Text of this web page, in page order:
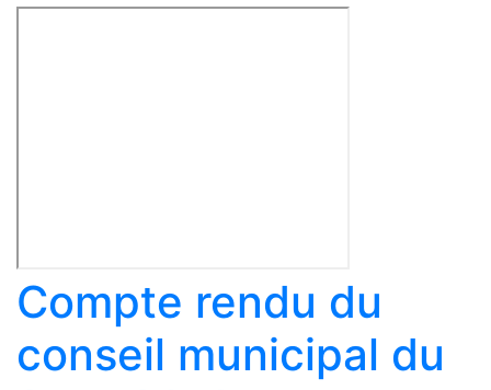
Compte rendu du
conseil municipal du